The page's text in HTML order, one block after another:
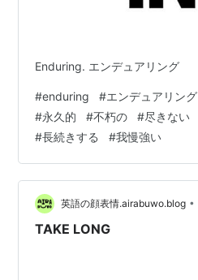
Enduring. エンデュアリング
#enduring #エンデュアリング
#永久的 #不朽の #尽きない
#長続きする #我慢強い
英語の顔表情.airabuwo.blog •
TAKE LONG